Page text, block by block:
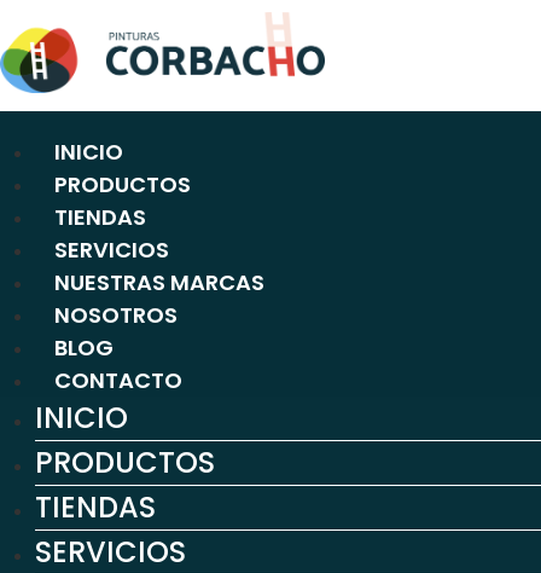
al
contenido
INICIO
PRODUCTOS
TIENDAS
SERVICIOS
NUESTRAS MARCAS
NOSOTROS
BLOG
CONTACTO
INICIO
PRODUCTOS
TIENDAS
SERVICIOS